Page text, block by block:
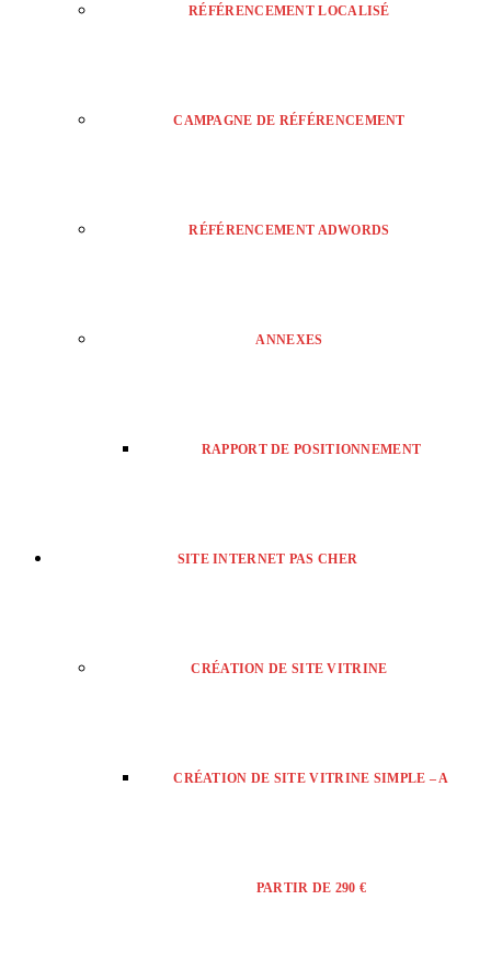
RÉFÉRENCEMENT LOCALISÉ
CAMPAGNE DE RÉFÉRENCEMENT
RÉFÉRENCEMENT ADWORDS
ANNEXES
RAPPORT DE POSITIONNEMENT
SITE INTERNET PAS CHER
CRÉATION DE SITE VITRINE
CRÉATION DE SITE VITRINE SIMPLE – A
PARTIR DE 290 €